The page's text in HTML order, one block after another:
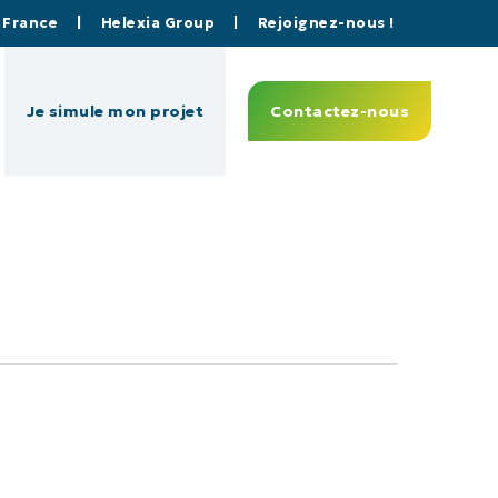
Helexia Group Rejoignez-nous !
Je simule mon projet Contactez-nous